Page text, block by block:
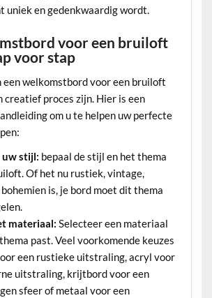
uniek en gedenkwaardig wordt.
voor een bruiloft
voor stap
een welkomstbord voor een bruiloft
creatief proces zijn. Hier is een
om u te helpen uw perfecte
uw stijl: bepaal de stijl en het thema
Of het nu rustiek, vintage,
is, je bord moet dit thema
materiaal:Selecteer een materiaal
past. Veel voorkomende keuzes
een rustieke uitstraling, acryl voor
uitstraling, krijtbord voor een
sfeer of metaal voor een